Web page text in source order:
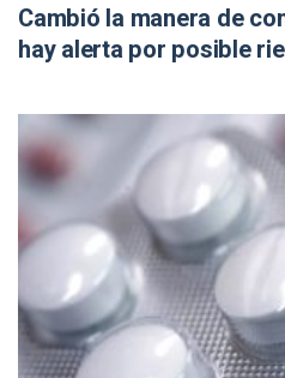
Cambió la manera de
hay alerta por posible